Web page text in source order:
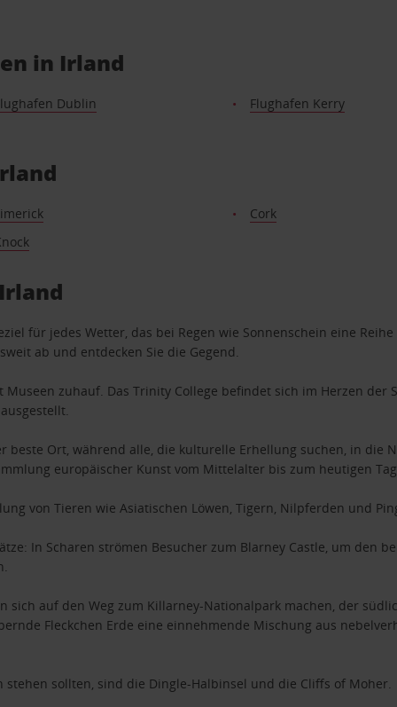
in Irland
Dublin Flughafen Kerry
Cork
für jedes Wetter, das bei Regen wie Sonnenschein eine
ab und entdecken Sie die Gegend.
zuhauf. Das Trinity College befindet sich im Herzen der
beste Ort, während alle, die kulturelle Erhellung suchen, in die
europäischer Kunst vom Mittelalter bis zum heutigen
von Tieren wie Asiatischen Löwen, Tigern, Nilpferden und
In Scharen strömen Besucher zum Blarney Castle, um den
sich auf den Weg zum Killarney-Nationalpark machen, der
Fleckchen Erde eine einnehmende Mischung aus
stehen sollten, sind die Dingle-Halbinsel und die Cliffs of Moher.